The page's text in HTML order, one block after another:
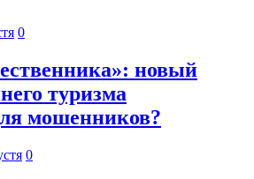
0
новый
туризма
мошенников?
0